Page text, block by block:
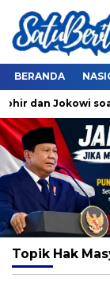
BERANDA
dan Jokowi
Topik Hak